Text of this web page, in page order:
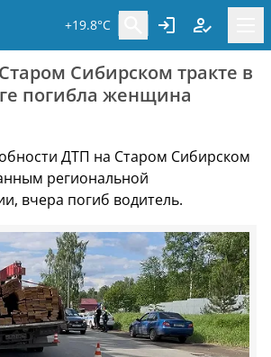
+19.8°C
Сибирском тракте в
погибла женщина
ДТП на Старом Сибирском
региональной
вчера погиб водитель.